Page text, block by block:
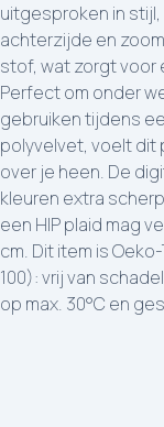
uitgesproken in
achterzijde en
stof, wat zorgt voor
Perfect om onder
gebruiken tijdens
polyvelvet, voelt dit
over je heen. De
kleuren extra
een HIP plaid mag
cm. Dit item is
100): vrij van
op max. 30°C en